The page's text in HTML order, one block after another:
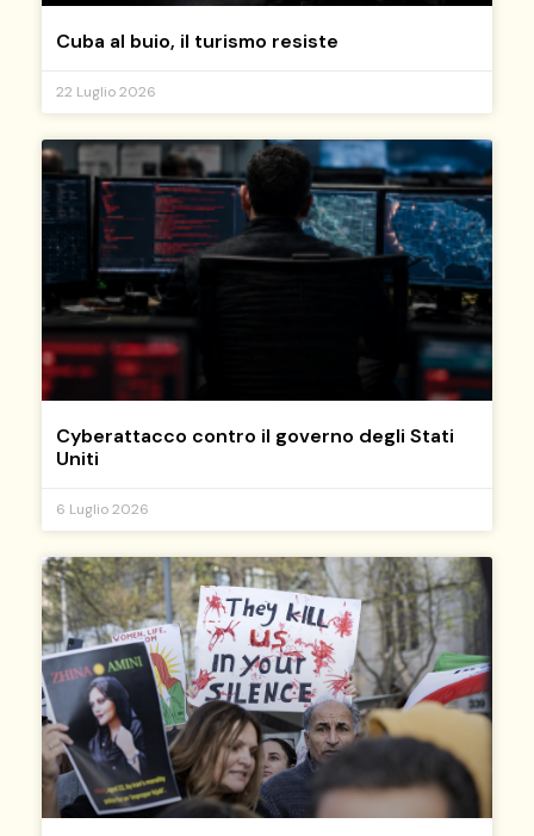
Cuba al buio, il turismo resiste
22 Luglio 2026
Cyberattacco contro il governo degli Stati
Uniti
6 Luglio 2026